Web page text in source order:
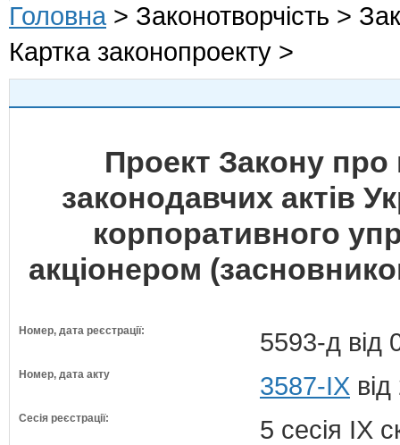
Головна > Законотворчість >
Картка законопроекту >
Проект Закону про
законодавчих актів
корпоративного
акціонером
Номер, дата реєстрації: 5593-д від
Номер, дата акту 3587-IX
Сесія реєстрації: 5 сесія IX